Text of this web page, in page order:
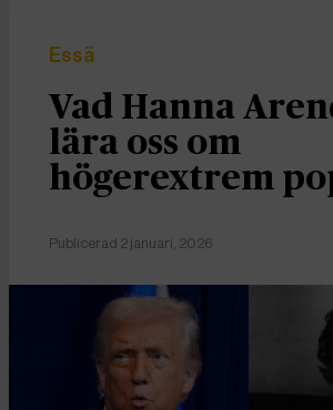
Essä
Vad Hanna
lära oss om
högerextrem
Publicerad 2 januari, 2026